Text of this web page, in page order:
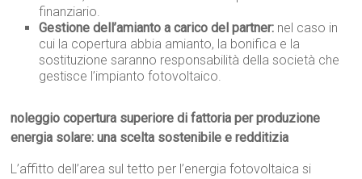
finanziario.
Gestione dell’amianto a carico del partner: nel caso in
cui la copertura abbia amianto, la bonifica e la
sostituzione saranno responsabilità della società che
gestisce l’impianto fotovoltaico.
noleggio copertura superiore di fattoria per produzione
energia solare: una scelta sostenibile e redditizia
L’affitto dell’area sul tetto per l’energia fotovoltaica si